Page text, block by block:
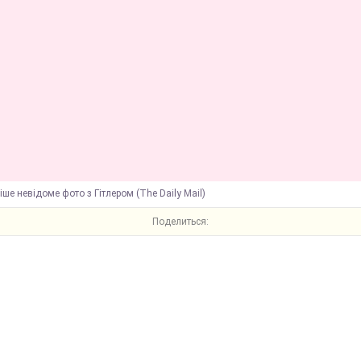
невідоме фото з Гітлером (The Daily Mail)
Поделиться: